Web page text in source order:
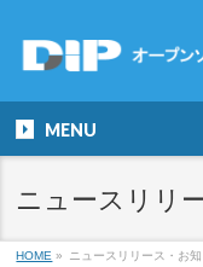
MENU
ニュースリリ
HOME » ニュースリリース・お